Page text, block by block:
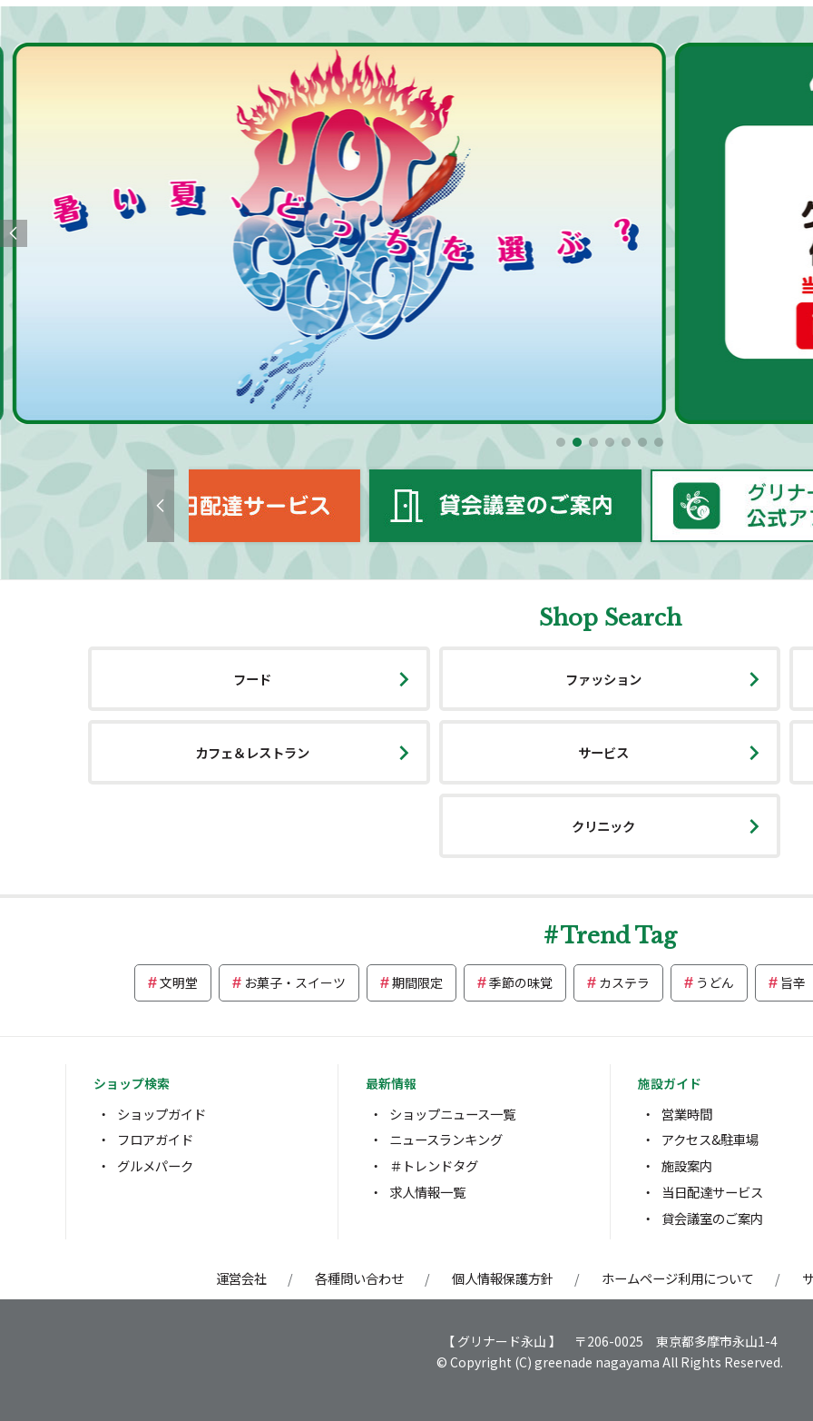
Shop Search
フード ファッション
カフェ＆レストラン サービス
クリニック
Trend Tag
文明堂 お菓子・スイーツ 期間限定 季節の味覚 カステラ うどん 旨辛
ショップ検索
ショップガイド
フロアガイド
グルメパーク
最新情報
ショップニュース一覧
ニュースランキング
＃トレンドタグ
求人情報一覧
施設ガイド
営業時間
アクセス&駐車場
施設案内
当日配達サービス
貸会議室のご案内
運営会社 各種問い合わせ 個人情報保護方針 ホームページ利用について
【 グリナード永山 】 〒206-0025 東京都多摩市永山1-4
© Copyright (C) greenade nagayama All Rights Reserved.